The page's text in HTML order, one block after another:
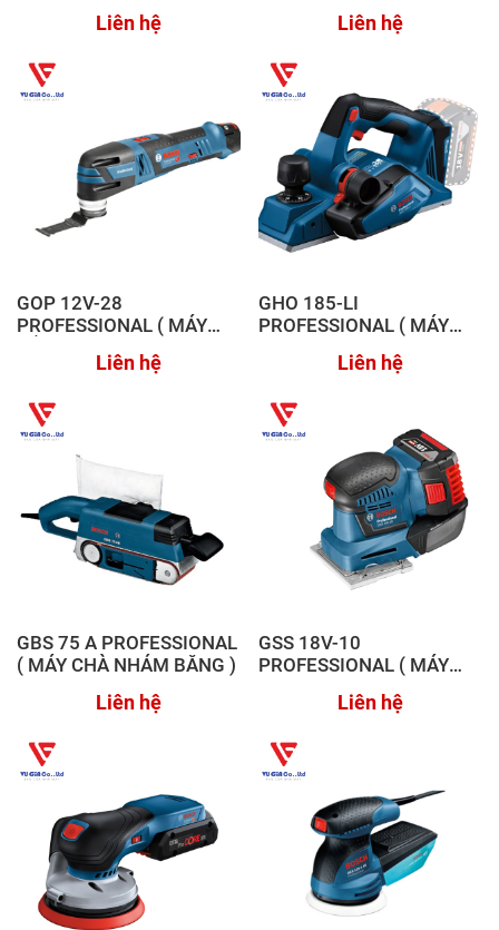
Liên hệ Liên hệ
GOP 12V-28
PROFESSIONAL ( MÁY
Liên hệ
GHO 185-LI
PROFESSIONAL ( MÁY
Liên hệ
GBS 75 A PROFESSIONAL
( MÁY CHÀ NHÁM BĂNG )
Liên hệ
GSS 18V-10
PROFESSIONAL ( MÁY
DÙNG PIN )Liên hệ